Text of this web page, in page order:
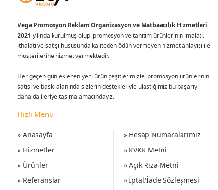
Vega Promosyon Reklam Organizasyon ve Matbaacılık Hizmetleri
2021 yılında kurulmuş olup, promosyon ve tanıtım ürünlerinin imalatı,
ithalatı ve satışı hususunda kaliteden ödün vermeyen hizmet anlayışı ile
müşterilerine hizmet vermektedir.
Her geçen gün eklenen yeni ürün çeşitlerimizle, promosyon ürünlerinin
satışı ve baskı alanında sizlerin destekleriyle ulaştığımız bu başarıyı
daha da ileriye taşıma amacındayız.
Hızlı Menü
» Anasayfa
» Hizmetler
» Ürünler
» Referanslar
» Hesap Numaralarımız
» KVKK Metni
» Açık Rıza Metni
» İptal/İade Sözleşmesi